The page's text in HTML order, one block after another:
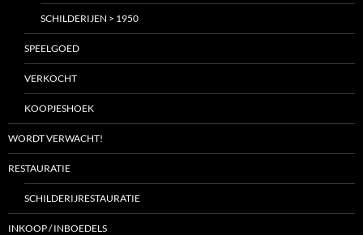
SCHILDERIJEN > 1950
SPEELGOED
VERKOCHT
KOOPJESHOEK
WORDT VERWACHT!
RESTAURATIE
SCHILDERIJRESTAURATIE
INKOOP / INBOEDELS